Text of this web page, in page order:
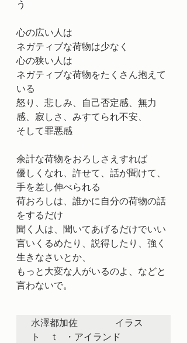
う
心の広い人は
ネガティブな荷物は少なく
心の狭い人は
ネガティブな荷物をたくさん抱えて
いる
怒り、悲しみ、自己否定感、無力
感、寂しさ、みすてられ不安、
そして罪悪感
余計な荷物をおろしさえすれば
優しくなれ、許せて、話が聞けて、
手を差し伸べられる
荷おろしは、誰かに自分の荷物の話
をするだけ
聞く人は、聞いてあげるだけでいい
言いくるめたり、説得したり、強く
生きなさいとか、
もっと大変な人がいるのよ、などと
言わないで。
水澤都加佐　　　　イラス
ト　ｔ ・アイランド